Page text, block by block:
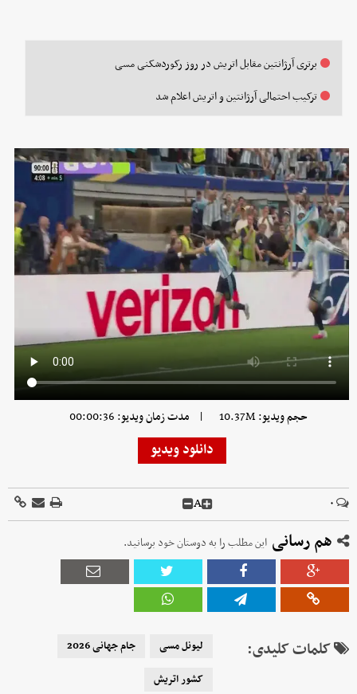
برتری آرژانتین مقابل اتریش در روز رکوردشکنی مسی
ترکیب احتمالی آرژانتین و اتریش اعلام شد
حجم ویدیو: 10.37M | مدت زمان ویدیو: 00:00:36
دانلود ویدیو
۰ A
هم رسانی این مطلب را به دوستان خود برسانید.
کلمات کلیدی: لیونل مسی
جام جهانی 2026
کشور اتریش